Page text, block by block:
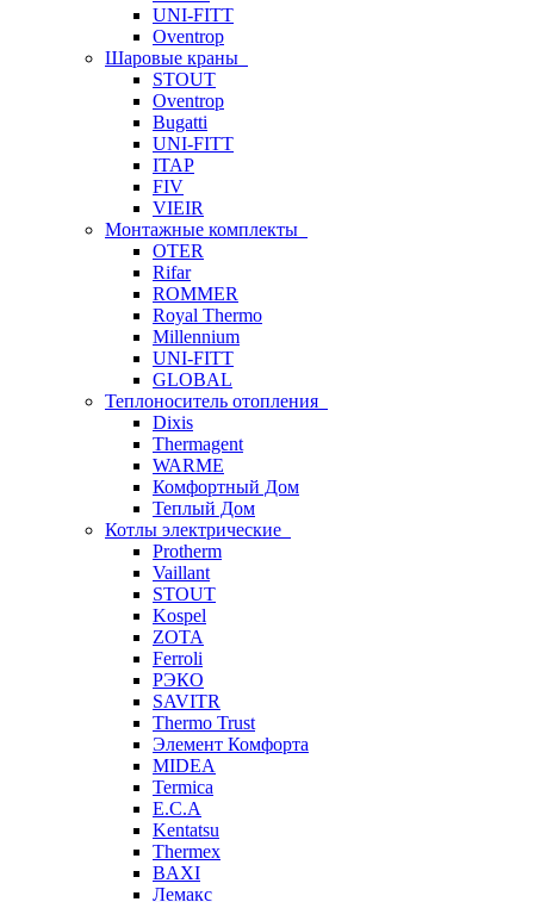
UNI-FITT
Oventrop
Шаровые краны
STOUT
Oventrop
Bugatti
UNI-FITT
ITAP
FIV
VIEIR
Монтажные комплекты
OTER
Rifar
ROMMER
Royal Thermo
Millennium
UNI-FITT
GLOBAL
Теплоноситель отопления
Dixis
Thermagent
WARME
Комфортный Дом
Теплый Дом
Котлы электрические
Protherm
Vaillant
STOUT
Kospel
ZOTA
Ferroli
РЭКО
SAVITR
Thermo Trust
Элемент Комфорта
MIDEA
Termica
E.C.A
Kentatsu
Thermex
BAXI
Лемакс